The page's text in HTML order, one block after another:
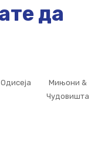
да
Одисеја
Мињони &
Чудовишта